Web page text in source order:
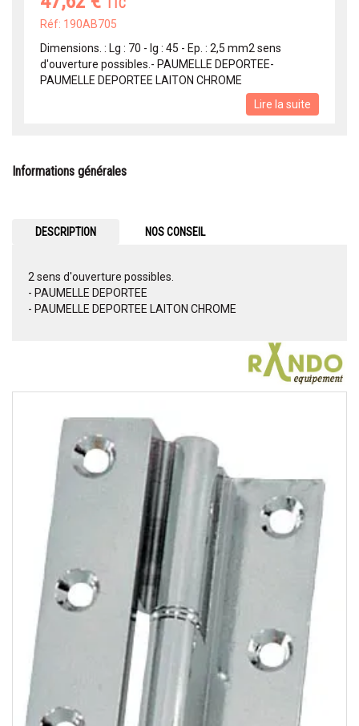
TTC
Réf: 190AB705
Dimensions. : Lg : 70 - lg : 45 - Ep. : 2,5 mm2 sens
d'ouverture possibles.- PAUMELLE DEPORTEE-
PAUMELLE DEPORTEE LAITON CHROME
Lire la suite
Informations générales
DESCRIPTION NOS CONSEIL
2 sens d'ouverture possibles.
- PAUMELLE DEPORTEE
- PAUMELLE DEPORTEE LAITON CHROME